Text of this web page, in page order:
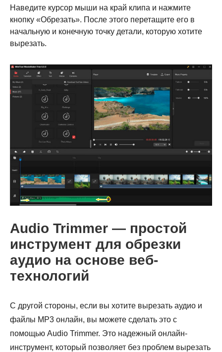
Шаг 1.
Шаг 2.
Шаг 3.
Наведите курсор мыши на край клипа и нажмите
кнопку «Обрезать». После этого перетащите его в
начальную и конечную точку детали, которую хотите
вырезать.
Audio Trimmer — простой
инструмент для обрезки
аудио на основе веб-
технологий
С другой стороны, если вы хотите вырезать аудио и
файлы MP3 онлайн, вы можете сделать это с
помощью Audio Trimmer. Это надежный онлайн-
инструмент, который позволяет без проблем вырезать